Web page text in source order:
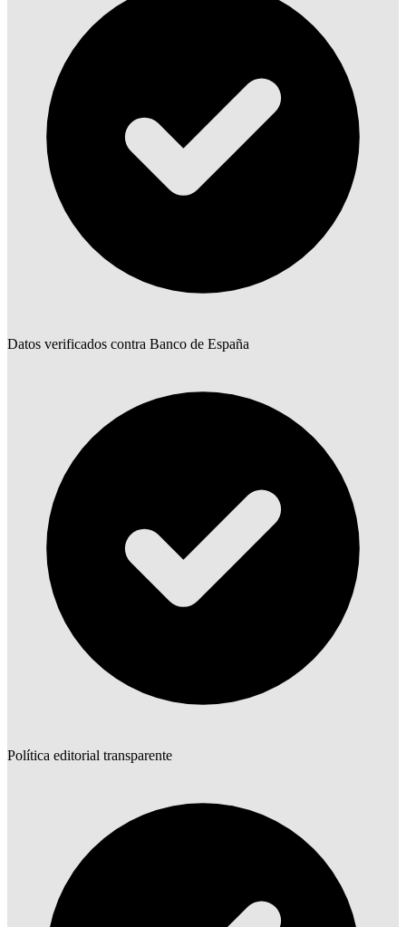
Datos verificados contra Banco de España
Política editorial transparente